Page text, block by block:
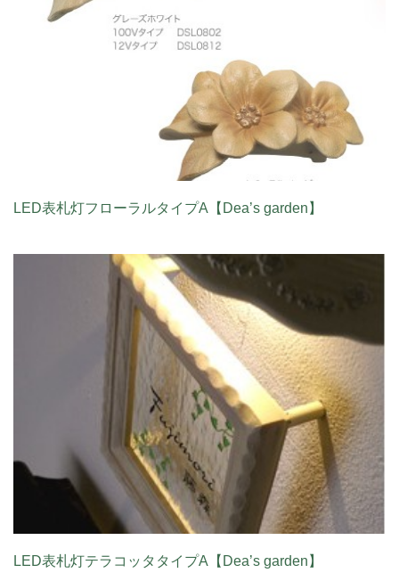
LED表札灯フローラルタイプA【Dea’s garden】
LED表札灯テラコッタタイプA【Dea’s garden】